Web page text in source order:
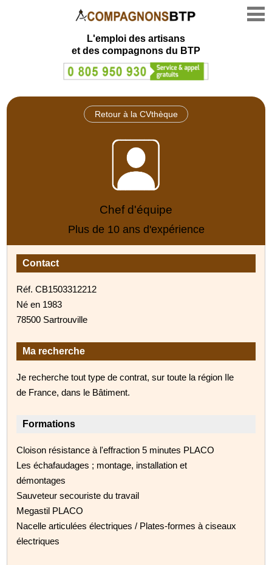
L'emploi des artisans
et des compagnons du BTP
Retour à la CVthèque
Chef d'équipe
Plus de 10 ans d'expérience
Contact
Réf. CB1503312212
Né en 1983
78500 Sartrouville
Ma recherche
Je recherche tout type de contrat, sur toute la région Ile
de France, dans le Bâtiment.
Formations
Cloison résistance à l'effraction 5 minutes PLACO
Les échafaudages ; montage, installation et
démontages
Sauveteur secouriste du travail
Megastil PLACO
Nacelle articulées électriques / Plates-formes à ciseaux
électriques